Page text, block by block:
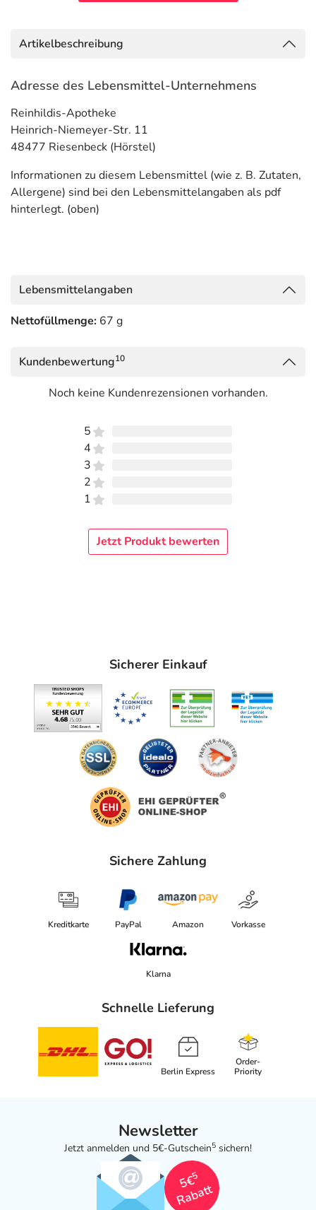
Artikelbeschreibung
Adresse des Lebensmittel-Unternehmens
Reinhildis-Apotheke
Heinrich-Niemeyer-Str. 11
48477 Riesenbeck (Hörstel)
Informationen zu diesem Lebensmittel (wie z. B. Zutaten,
Allergene) sind bei den Lebensmittelangaben als pdf
hinterlegt. (oben)
Lebensmittelangaben
Nettofüllmenge: 67 g
Kundenbewertung10
Noch keine Kundenrezensionen vorhanden.
5
4
3
2
1
Jetzt Produkt bewerten
Sicherer Einkauf
Sichere Zahlung
Kreditkarte PayPal Amazon Vorkasse
Klarna
Schnelle Lieferung
Berlin Express
Order-
Priority
Newsletter
Jetzt anmelden und 5€-Gutschein5 sichern!
5€
5
Rabatt